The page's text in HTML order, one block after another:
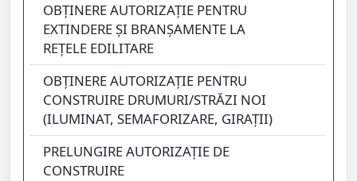
OBȚINERE AUTORIZAȚIE PENTRU
EXTINDERE ȘI BRANȘAMENTE LA
REȚELE EDILITARE
OBȚINERE AUTORIZAȚIE PENTRU
CONSTRUIRE DRUMURI/STRĂZI NOI
(ILUMINAT, SEMAFORIZARE, GIRAȚII)
PRELUNGIRE AUTORIZAȚIE DE
CONSTRUIRE